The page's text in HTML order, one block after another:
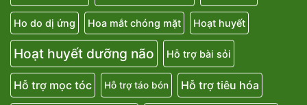
Ho do dị ứng Hoa mắt chóng mặt Hoạt huyết
Hoạt huyết dưỡng não Hỗ trợ bài sỏi
Hỗ trợ mọc tóc Hỗ trợ táo bón Hỗ trợ tiêu hóa